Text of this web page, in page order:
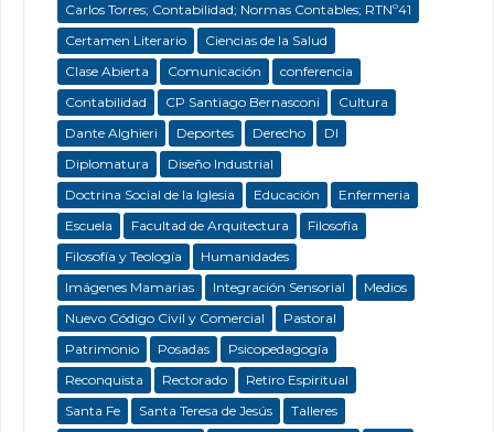
Carlos Torres; Contabilidad; Normas Contables; RTNº41
Certamen Literario
Ciencias de la Salud
Clase Abierta
Comunicación
conferencia
Contabilidad
CP Santiago Bernasconi
Cultura
Dante Alghieri
Deportes Derecho
DI
Diplomatura
Diseño Industrial
Doctrina Social de la Iglesia
Educación
Enfermeria
Escuela
Facultad de Arquitectura
Filosofía
Filosofía y Teología
Humanidades
Imágenes Mamarias
Integración Sensorial
Medios
Nuevo Código Civil y Comercial
Pastoral
Patrimonio
Posadas
Psicopedagogía
Reconquista
Rectorado
Retiro Espiritual
Santa Fe
Santa Teresa de Jesús
Talleres